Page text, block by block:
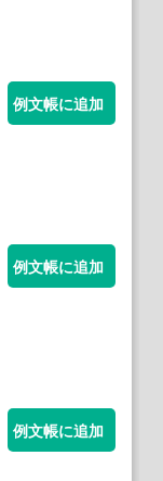
例文帳に追加
例文帳に追加
例文帳に追加